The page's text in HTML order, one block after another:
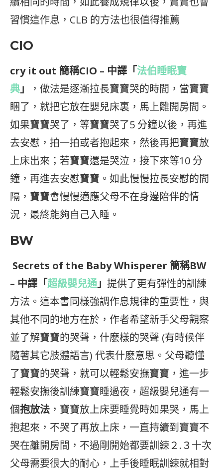
習慣這作息，CLB 的方法也很值得推薦
CIO
cry it out 簡稱CIO – 中譯「法伯睡眠寶
典」
，做法是逐漸拉長寶寶哭的時間，當寶寶
睏了，就把它放在嬰兒床裏，馬上離開房間。
如果寶寶哭了，等寶寶哭了5 分鐘以後，再進
去安慰，拍一拍或者抱起來，然後再把寶寶放
上床出來；若寶寶還是哭泣，接下來等10 分
鐘，再進去安慰寶寶。如此慢慢拉長安慰的間
隔，寶寶會慢慢適應父母不在身邊陪伴的情
況，最終能夠自己入睡。
BW
Secrets of the Baby Whisperer 簡稱BW
– 中譯「超級嬰兒通」 提供了更有彈性的訓練
方法。這本書同樣強調作息規律的重要性，與
其他不同的地方在於，作者希望新手父母觀察
並了解寶寶的哭聲，什麽樣的哭聲 (有時候伴
隨著其它肢體語言) 代表什麽意思。父母聽懂
了寶寶的哭聲，就可以輕鬆安撫寶寶，進一步
輕鬆安撫後訓練寶寶睡過夜，超級嬰兒通有一
個抱放法 ，寶寶放上床要睡覺時如果哭，馬上
抱起來，不哭了再放上床，一直持續到寶寶不
哭在離開房間，不過剛開始都要訓練２.３十次
父母需要很大的耐心，上手後睡眠訓練就相對